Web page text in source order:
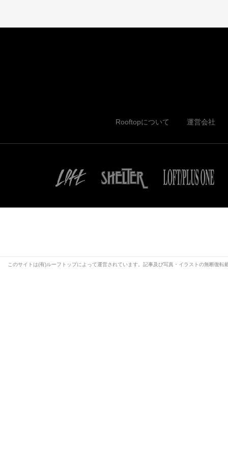
Rooftopについて 運営会社
このサイトは(有)ルーフトップによって運営されています。記事及び写真・イラストの無断復転